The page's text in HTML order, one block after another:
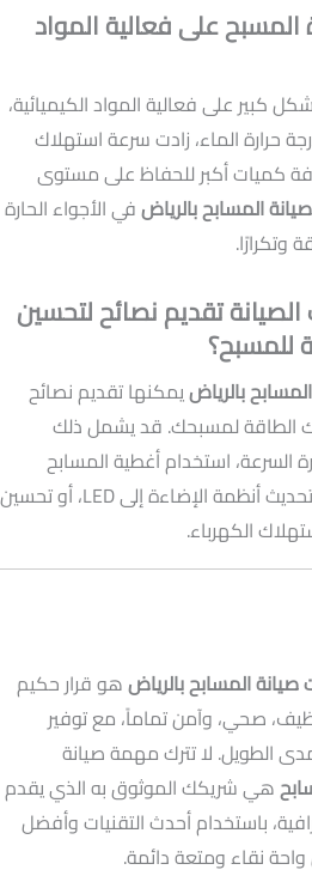
على فعالية المواد
كبير على فعالية المواد الكيميائية،
حرارة الماء، زادت سرعة استهلاك
كميات أكبر للحفاظ على مستوى
صيانة المسابح بالرياضفي الأجواء الحارة
وتكرارًا.
تقديم نصائح لتحسين
للمسبح؟
بالرياضيمكنها تقديم نصائح
الطاقة لمسبحك. قد يشمل ذلك
السرعة، استخدام أغطية المسابح
لتقليل التبخر وفقدان الحرارة، تحديث أنظمة الإضاءة إلى LED، أو تحسين
الكهرباء.
المسابح بالرياضهو قرار حكيم
صحي، وآمن تماماً، مع توفير
الطويل. لا تترك مهمة صيانة
هي شريكك الموثوق به الذي يقدم
باستخدام أحدث التقنيات وأفضل
نقاء ومتعة دائمة.